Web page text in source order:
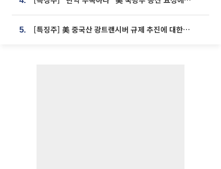
5. [특징주] 美 중국산 광트랜시버 규제 추진에 대한광통신 등 광통신株 강세